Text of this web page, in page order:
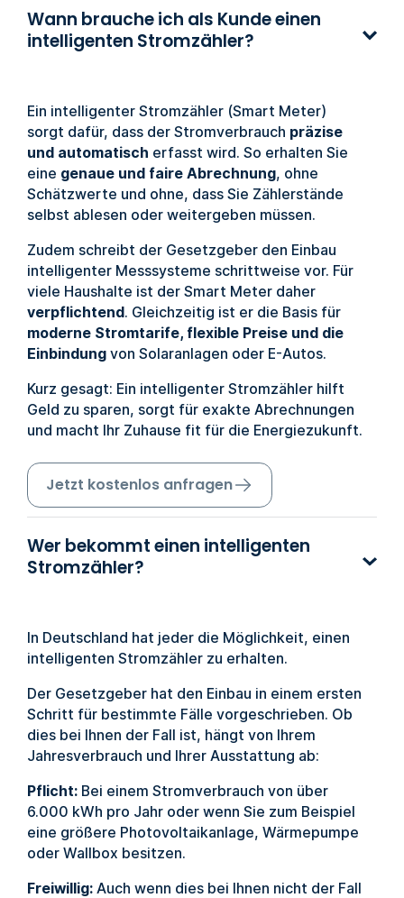
Wann brauche ich als Kunde einen
intelligenten Stromzähler?
Ein intelligenter Stromzähler (Smart Meter)
sorgt dafür, dass der Stromverbrauch präzise
und automatisch erfasst wird. So erhalten Sie
eine genaue und faire Abrechnung, ohne
Schätzwerte und ohne, dass Sie Zählerstände
selbst ablesen oder weitergeben müssen.
Zudem schreibt der Gesetzgeber den Einbau
intelligenter Messsysteme schrittweise vor. Für
viele Haushalte ist der Smart Meter daher
verpflichtend. Gleichzeitig ist er die Basis für
moderne Stromtarife, flexible Preise und die
Einbindung von Solaranlagen oder E-Autos.
Kurz gesagt: Ein intelligenter Stromzähler hilft
Geld zu sparen, sorgt für exakte Abrechnungen
und macht Ihr Zuhause fit für die Energiezukunft.
Jetzt kostenlos anfragen
Wer bekommt einen intelligenten
Stromzähler?
In Deutschland hat jeder die Möglichkeit, einen
intelligenten Stromzähler zu erhalten.
Der Gesetzgeber hat den Einbau in einem ersten
Schritt für bestimmte Fälle vorgeschrieben. Ob
dies bei Ihnen der Fall ist, hängt von Ihrem
Jahresverbrauch und Ihrer Ausstattung ab:
Pflicht: Bei einem Stromverbrauch von über
6.000 kWh pro Jahr oder wenn Sie zum Beispiel
eine größere Photovoltaikanlage, Wärmepumpe
oder Wallbox besitzen.
Freiwillig: Auch wenn dies bei Ihnen nicht der Fall